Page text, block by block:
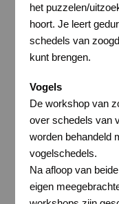
het puzzelen/
hoort. Je leert
schedels van
kunt brengen.
Vogels
De workshop van
over schedels van
worden behandeld
vogelschedels.
Na afloop van
eigen